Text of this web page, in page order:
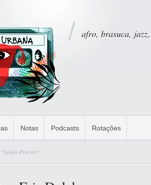
afro, brasuca,
Notas Podcasts Rotações
"Julian Priester"